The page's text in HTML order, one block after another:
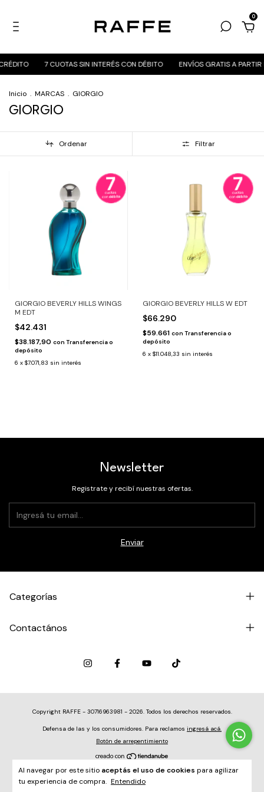
0
7 CUOTAS SIN INTERÉS CON DÉBITO ENVÍOS GRATIS A
Al navegar por este sitio aceptás el uso de cookies para agilizar
tu experiencia de compra. Entendido
Inicio . MARCAS . GIORGIO
GIORGIO
Ordenar Filtrar
GIORGIO BEVERLY HILLS WINGS
M EDT
$42.431
$38.187,90 con Transferencia o
depósito
6 x $7.071,83 sin interés
GIORGIO BEVERLY HILLS W EDT
$66.290
$59.661 con Transferencia o
depósito
6 x $11.048,33 sin interés
Newsletter
Registrate y recibí nuestras ofertas.
Categorías
Contactános
Copyright RAFFE - 30716963981 - 2026. Todos los derechos reservados.
Defensa de las y los consumidores. Para reclamos ingresá acá.
Botón de arrepentimiento